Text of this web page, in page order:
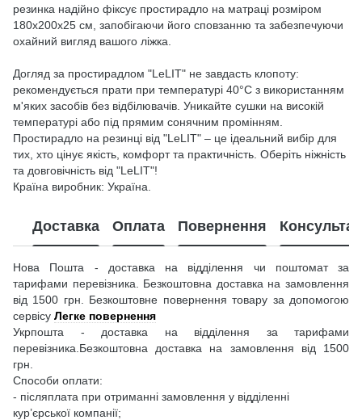
резинка надійно фіксує простирадло на матраці розміром
180х200х25 см, запобігаючи його сповзанню та забезпечуючи
охайний вигляд вашого ліжка.
Догляд за простирадлом "LeLIT" не завдасть клопоту:
рекомендується прати при температурі 40°C з використанням
м'яких засобів без відбілювачів. Уникайте сушки на високій
температурі або під прямим сонячним промінням.
Простирадло на резинці від "LeLIT" – це ідеальний вибір для
тих, хто цінує якість, комфорт та практичність. Оберіть ніжність
та довговічність від "LeLIT"!
Країна виробник: Україна.
Доставка Оплата Повернення
Нова Пошта - доставка на відділення чи поштомат за
тарифами перевізника. Безкоштовна доставка на замовлення
від 1500 грн. Безкоштовне повернення товару за допомогою
сервісу Легке повернення
Укрпошта - доставка на відділення за тарифами
перевізника.Безкоштовна доставка на замовлення від 1500
грн.
Способи оплати:
- післяплата при отриманні замовлення у відділенні
кур’єрської компанії;